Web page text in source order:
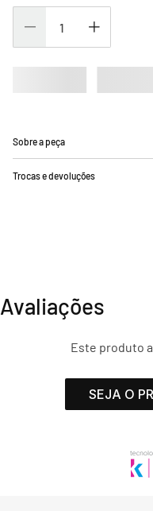
Sobre a peça
Trocas e devoluções
Avaliações
Este produto
SEJA O